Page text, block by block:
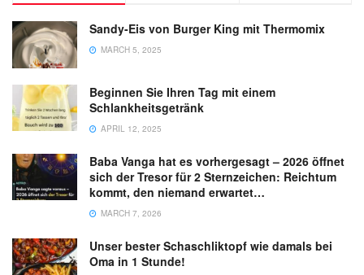
Sandy-Eis von Burger King mit Thermomix
MARCH 5, 2025
Beginnen Sie Ihren Tag mit einem
Schlankheitsgetränk
APRIL 12, 2025
Baba Vanga hat es vorhergesagt – 2026 öffnet
sich der Tresor für 2 Sternzeichen: Reichtum
kommt, den niemand erwartet…
MARCH 7, 2026
Unser bester Schaschliktopf wie damals bei
Oma in 1 Stunde!